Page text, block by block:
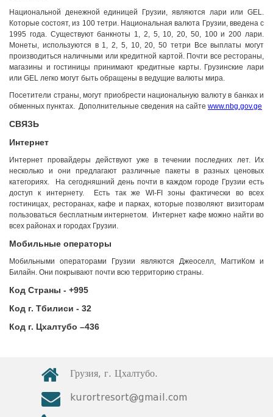
Национальной денежной единицей Грузии, являются лари или GEL.
Которые состоят, из 100 тетри. Национальная валюта Грузии, введена с
1995 года. Существуют банкноты 1, 2, 5, 10, 20, 50, 100 и 200 лари.
Монеты, используются в 1, 2, 5, 10, 20, 50 тетри Все выплаты могут
производиться наличными или кредитной картой. Почти все рестораны,
магазины и гостиницы принимают кредитные карты. Грузинские лари
или GEL легко могут быть обращены в ведущие валюты мира.
Посетители страны, могут приобрести национальную валюту в банках и
обменных пунктах. Дополнительные сведения на сайте www.nbg.gov.ge
СВЯЗЬ
Интернет
Интернет провайдеры действуют уже в течении последних лет. Их
несколько и они предлагают различные пакеты в разных ценовых
категориях. На сегодняшний день почти в каждом городе Грузии есть
доступ к интернету. Есть так же WI-FI зоны фактически во всех
гостиницах, ресторанах, кафе и парках, которые позволяют визиторам
пользоваться бесплатным интернетом. Интернет кафе можно найти во
всех районах и городах Грузии.
Мобильные операторы
Мобильными операторами Грузии являются Джеоселл, МагтиКом и
Билайн. Они покрывают почти всю территорию страны.
Код Страны - +995
Код г. Тбилиси - 32
Код г. Цхалтубо –436